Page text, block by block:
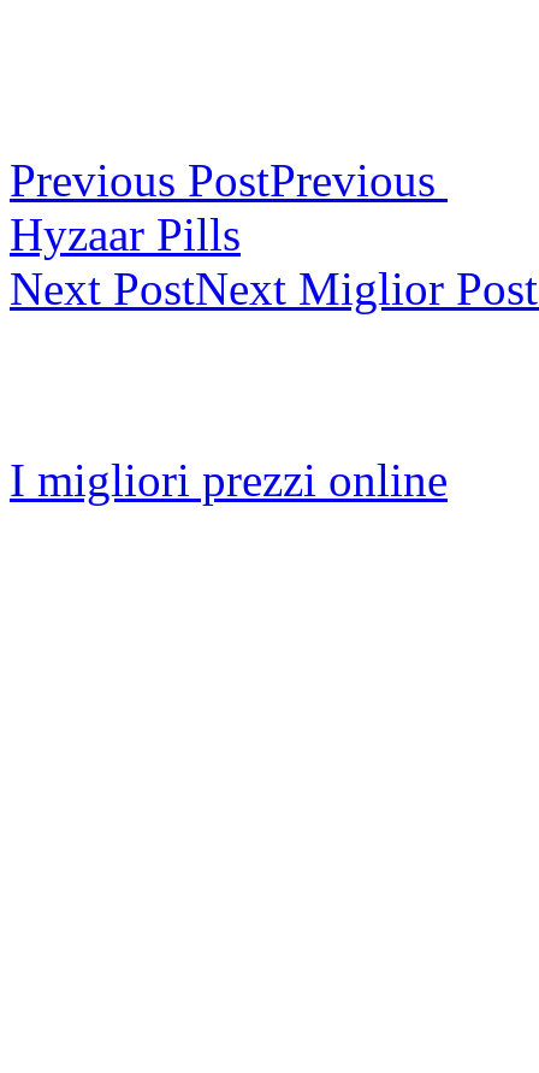
Previous PostPrevious
Hyzaar Pills
Next PostNext Miglior
I migliori prezzi online